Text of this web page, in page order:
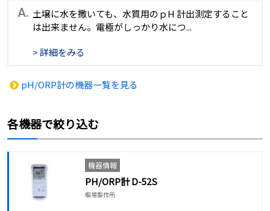
A. 土壌に水を撒いても、水質用のｐH 計出測定すること
は出来ません。電極がしっかり水につ...
> 詳細をみる
pH/ORP計の機器一覧を見る
各機器で絞り込む
機器情報
PH/ORP計 D-52S
堀場製作所